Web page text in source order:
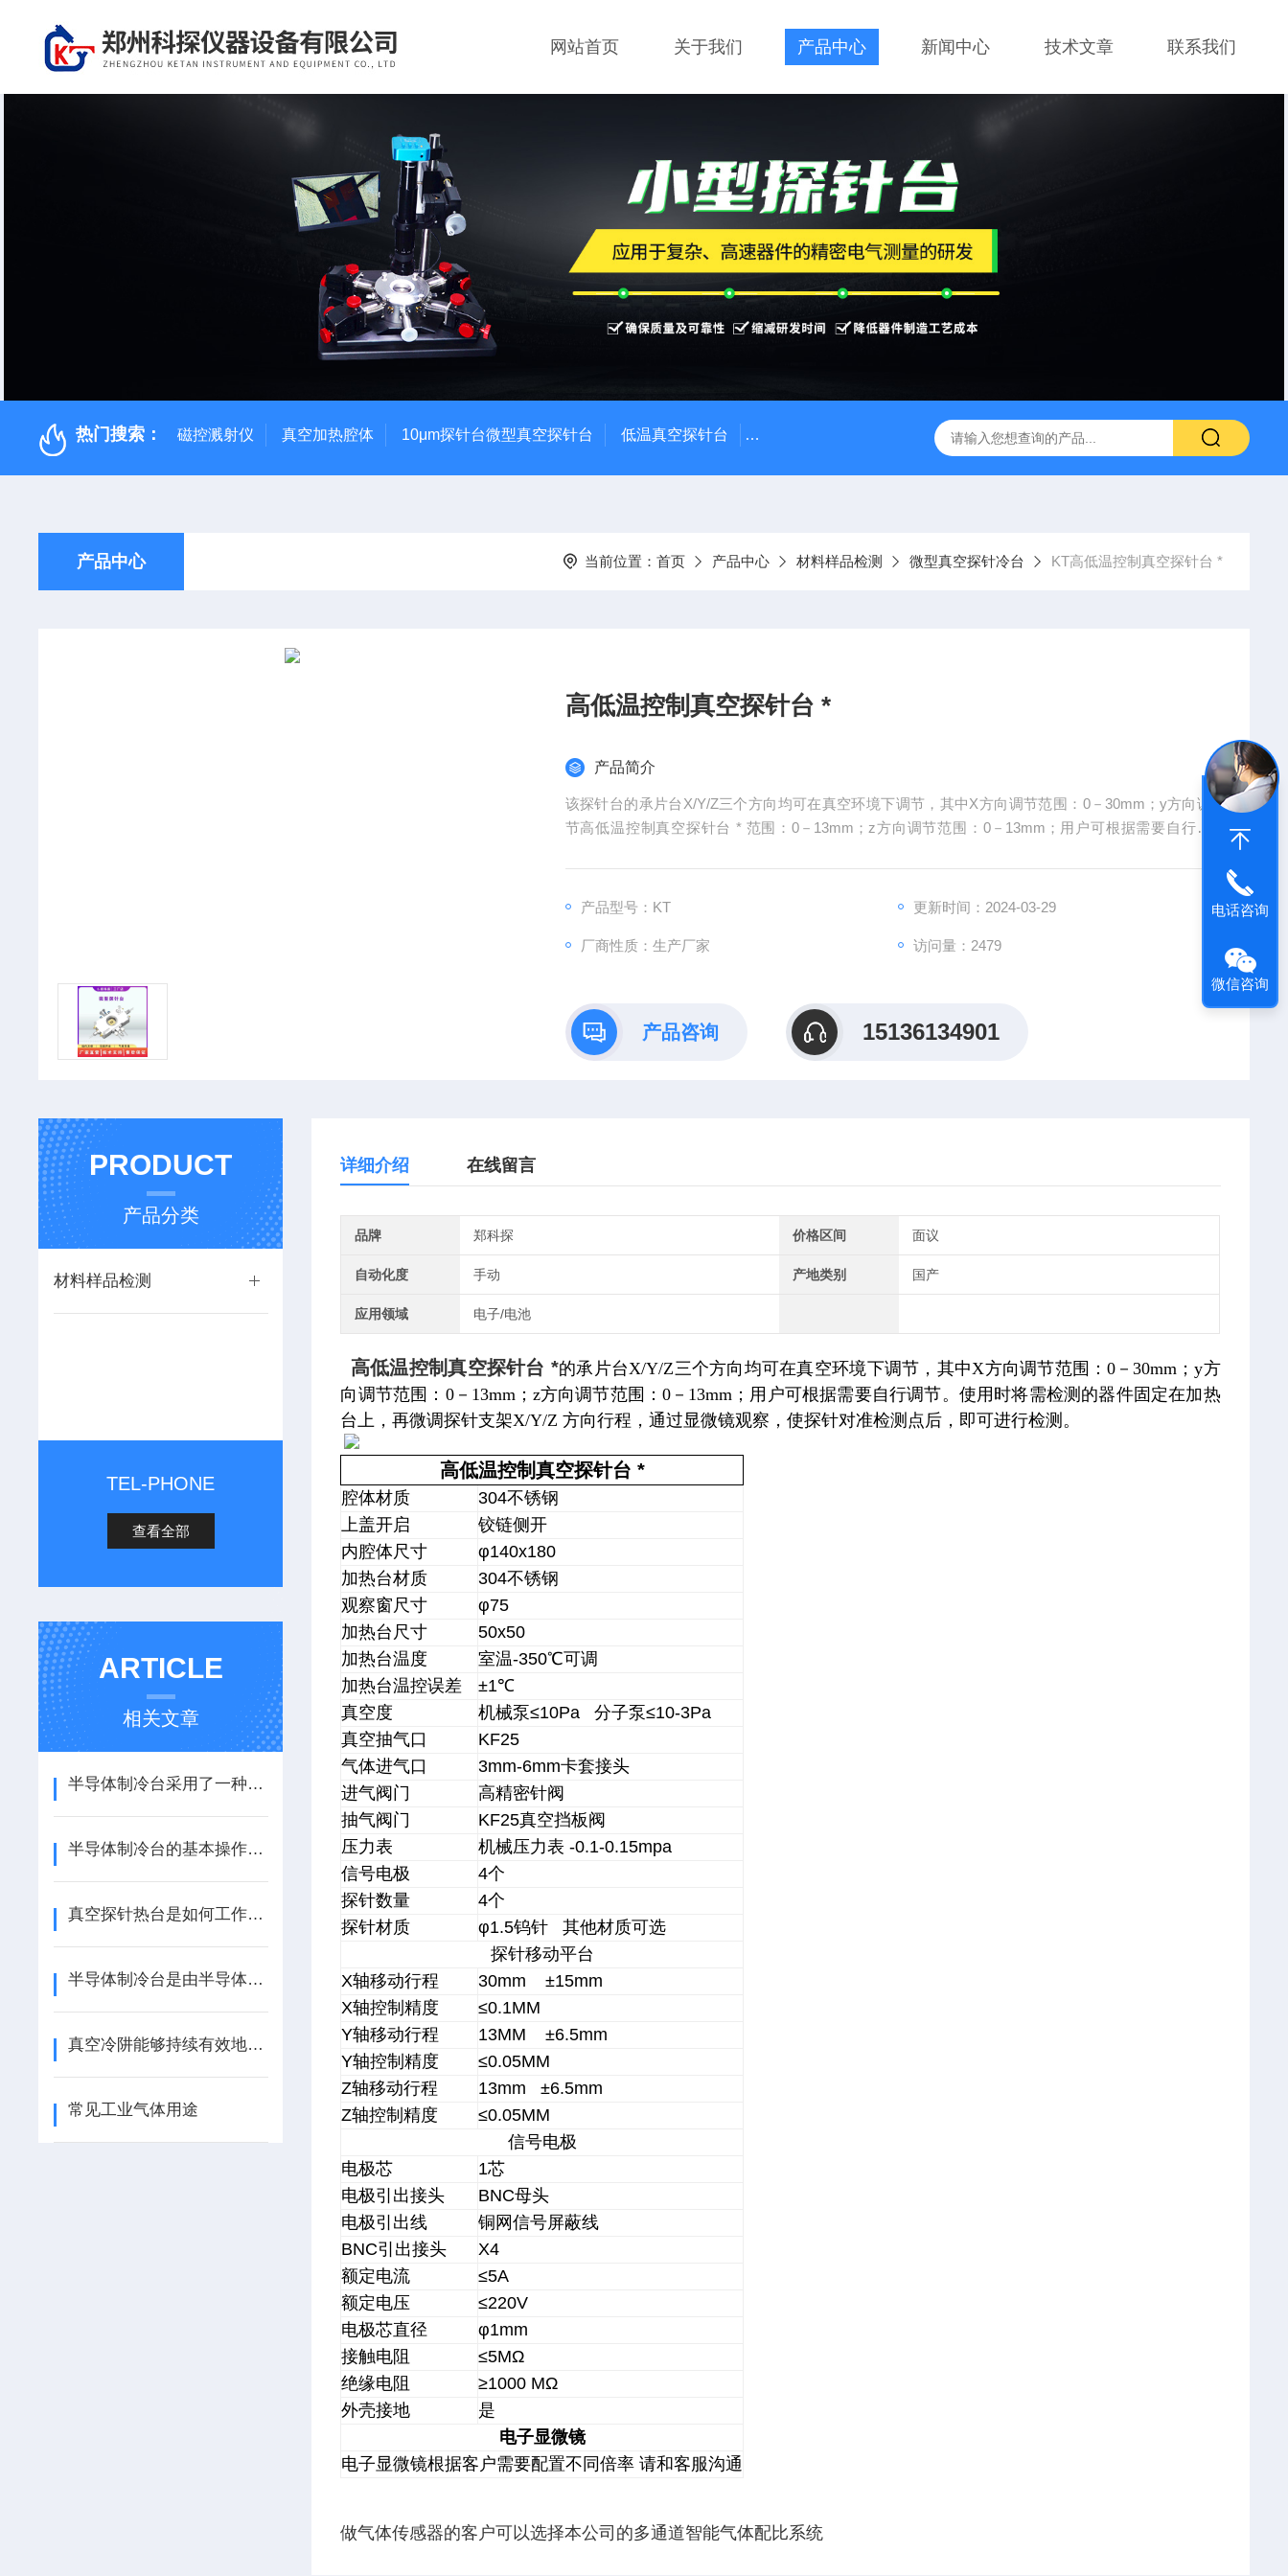
网站首页 关于我们 产品中心 新闻中心 技术文章 联系我们
热门搜索： 磁控溅射仪 真空加热腔体 10μm探针台微型真空探针台 低温真空探针台 小型蒸镀仪 定制不锈钢真空腔体 KT-Z4019MRL4T小型真空探针台
产品中心 当前位置： 首页 产品中心 材料样品检测 微型真空探针冷台 KT高低温控制真空探针台 *
高低温控制真空探针台 *
产品简介
该探针台的承片台X/Y/Z三个方向均可在真空环境下调节，其中X方向调节范围：0－30mm；y方向调
节高低温控制真空探针台 * 范围：0－13mm；z方向调节范围：0－13mm；用户可根据需要自行调
产品型号：KT
更新时间：2024-03-29
厂商性质：生产厂家 访问量：2479
产品咨询 15136134901
PRODUCT
产品分类
材料样品检测
TEL-PHONE
查看全部
ARTICLE
相关文章
半导体制冷台采用了一种热电效应现象
半导体制冷台的基本操作，新手不得不看
真空探针热台是如何工作的？
半导体制冷台是由半导体所组成的一种冷却装置
真空冷阱能够持续有效地去除可凝性气体
常见工业气体用途
详细介绍 在线留言
品牌 郑科探 价格区间 面议
自动化度 手动 产地类别 国产
应用领域 电子/电池
高低温控制真空探针台 *的承片台X/Y/Z三个方向均可在真空环境下调节，其中X方向调节范围：0 －30mm ；y方
向调节范围： 0－ 13mm； z方向调节范围：0 － 13mm ；用户可根据需要自行调节。使用时将需检测的器件固定在加热
台上，再微调探针支架X/Y/Z方向行程，通过显微镜观察，使探针对准检测点后，即可进行检测。
高低温控制真空探针台 *
腔体材质
304不锈钢
上盖开启
铰链侧开
内腔体尺寸
φ140x180
加热台材质
304不锈钢
观察窗尺寸
φ75
加热台尺寸
50x50
加热台温度
室温-350℃可调
加热台温控误差
±1℃
真空度
机械泵≤10Pa 分子泵≤10-3Pa
真空抽气口
KF25
气体进气口
3mm-6mm卡套接头
进气阀门
高精密针阀
抽气阀门
KF25真空挡板阀
压力表
机械压力表 -0.1-0.15mpa
信号电极
4个
探针数量
4个
探针材质
φ1.5钨针 其他材质可选
探针移动平台
X轴移动行程
30mm ±15mm
X轴控制精度
≤0.1MM
Y轴移动行程
13MM ±6.5mm
Y轴控制精度
≤0.05MM
Z轴移动行程
13mm ±6.5mm
Z轴控制精度
≤0.05MM
信号电极
电极芯
1芯
电极引出接头
BNC母头
电极引出线
铜网信号屏蔽线
BNC引出接头
X4
额定电流
≤5A
额定电压
≤220V
电极芯直径
φ1mm
接触电阻
≤5MΩ
绝缘电阻
≥1000 MΩ
外壳接地
是
电子显微镜
电子显微镜根据客户需要配置不同倍率 请和客服沟通
做气体传感器的客户可以选择本公司的多通道智能气体配比系统
电话咨询
微信咨询